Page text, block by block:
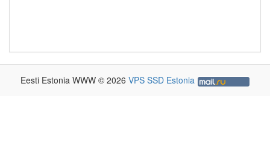
Eesti Estonia WWW © 2026 VPS SSD Estonia